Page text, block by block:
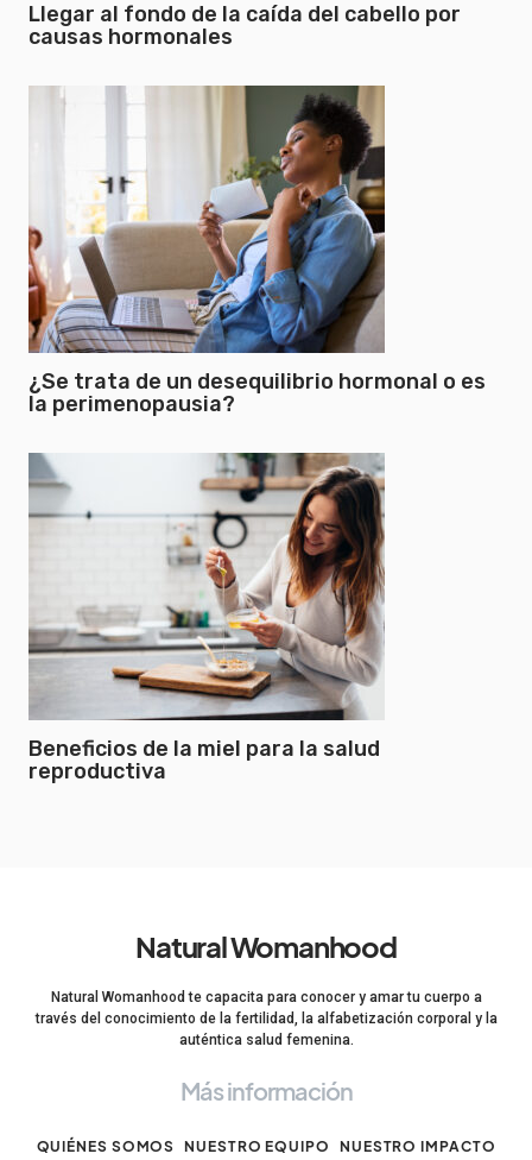
Llegar al fondo de la caída del cabello por
causas hormonales
¿Se trata de un desequilibrio hormonal o es
la perimenopausia?
Beneficios de la miel para la salud
reproductiva
Natural Womanhood
Natural Womanhood te capacita para conocer y amar tu cuerpo a
través del conocimiento de la fertilidad, la alfabetización corporal y la
auténtica salud femenina.
Más información
QUIÉNES SOMOS NUESTRO EQUIPO NUESTRO IMPACTO